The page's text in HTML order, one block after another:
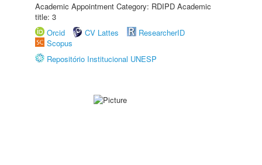
Academic Appointment Category: RDIPD Academic
title: 3
Orcid
CV Lattes
ResearcherID
Scopus
Repositório Institucional UNESP